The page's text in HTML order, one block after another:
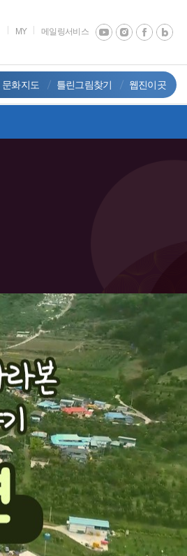
MY 메일링서비스
문화지도 틀린그림찾기 웹진이곳